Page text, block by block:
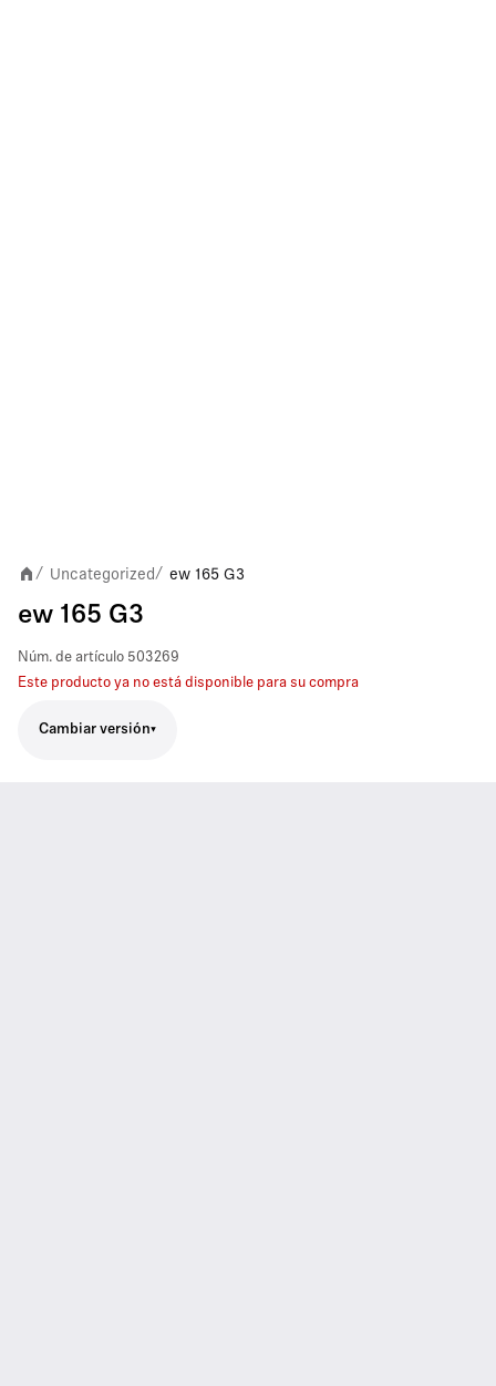
/ Uncategorized/ ew 165 G3
ew 165 G3
Núm. de artículo 503269
Este producto ya no está disponible para su compra
Cambiar versión